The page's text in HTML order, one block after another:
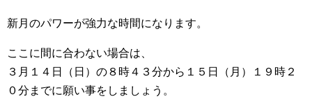
新月のパワーが強力な時間になります。
ここに間に合わない場合は、
３月１４日（日）の８時４３分から１５日（月）１９時２
０分までに願い事をしましょう。